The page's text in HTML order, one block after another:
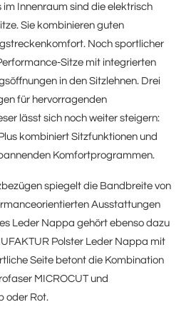
im Innenraum sind die elektrisch
Sie kombinieren guten
Noch sportlicher
Sitze mit integrierten
in den Sitzlehnen. Drei
für hervorragenden
lässt sich noch weiter steigern:
kombiniert Sitzfunktionen und
Komfortprogrammen.
spiegelt die Bandbreite von
Ausstattungen
Leder Nappa gehört ebenso dazu
Polster Leder Nappa mit
Seite betont die Kombination
MICROCUT und
oder Rot.